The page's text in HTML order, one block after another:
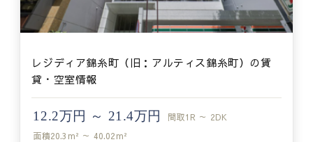
レジディア錦糸町（旧：アルティス錦糸町）の賃
貸・空室情報
12.2万円 ～ 21.4万円 間取1R ～ 2DK
面積20.3m² ～ 40.02m²